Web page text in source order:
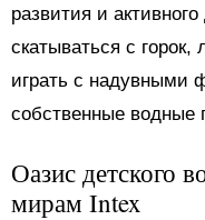
развития и
скатываться с горок,
играть с надувными
собственные водные
Оазис детского
мирам Intex